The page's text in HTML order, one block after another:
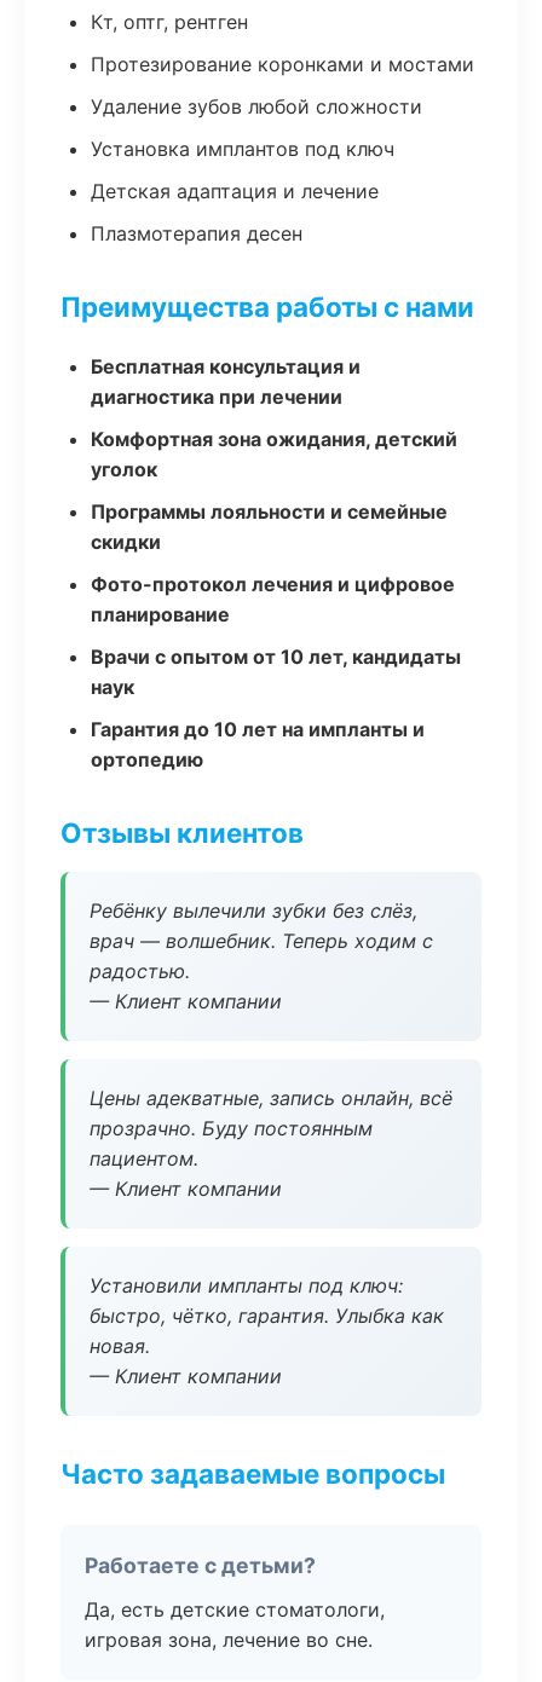
Кт, оптг, рентген
Протезирование коронками и мостами
Удаление зубов любой сложности
Установка имплантов под ключ
Детская адаптация и лечение
Плазмотерапия десен
Преимущества работы с нами
Бесплатная консультация и
диагностика при лечении
Комфортная зона ожидания, детский
уголок
Программы лояльности и семейные
скидки
Фото-протокол лечения и цифровое
планирование
Врачи с опытом от 10 лет, кандидаты
наук
Гарантия до 10 лет на импланты и
ортопедию
Отзывы клиентов
Ребёнку вылечили зубки без слёз,
врач — волшебник. Теперь ходим с
радостью.
— Клиент компании
Цены адекватные, запись онлайн, всё
прозрачно. Буду постоянным
пациентом.
— Клиент компании
Установили импланты под ключ:
быстро, чётко, гарантия. Улыбка как
новая.
— Клиент компании
Часто задаваемые вопросы
Работаете с детьми?
Да, есть детские стоматологи,
игровая зона, лечение во сне.